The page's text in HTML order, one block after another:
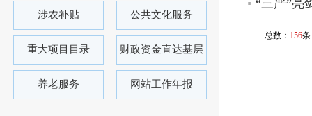
涉农补贴 公共文化服务
重大项目目录 财政资金直达基层
养老服务 网站工作年报
“三严”亮
总数： 156